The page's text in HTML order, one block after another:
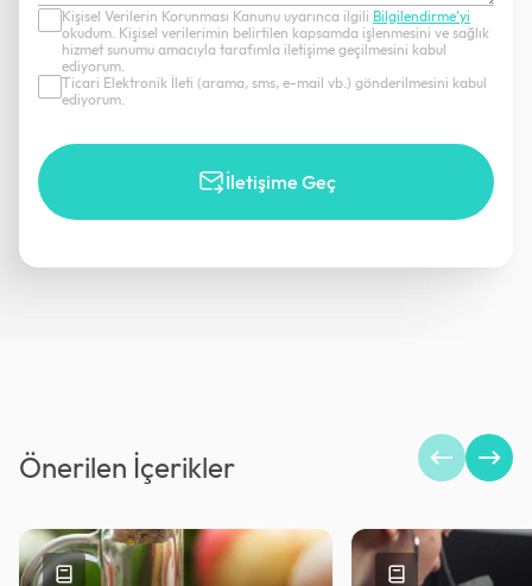
Kişisel Verilerin Korunması Kanunu uyarınca ilgili Bilgilendirme’yi
okudum. Kişisel verilerimin belirtilen kapsamda işlenmesini ve sağlık
hizmet sunumu amacıyla tarafımla iletişime geçilmesini kabul
ediyorum.
Ticari Elektronik İleti (arama, sms, e-mail vb.) gönderilmesini kabul
ediyorum.
İletişime Geç
Önerilen İçerikler